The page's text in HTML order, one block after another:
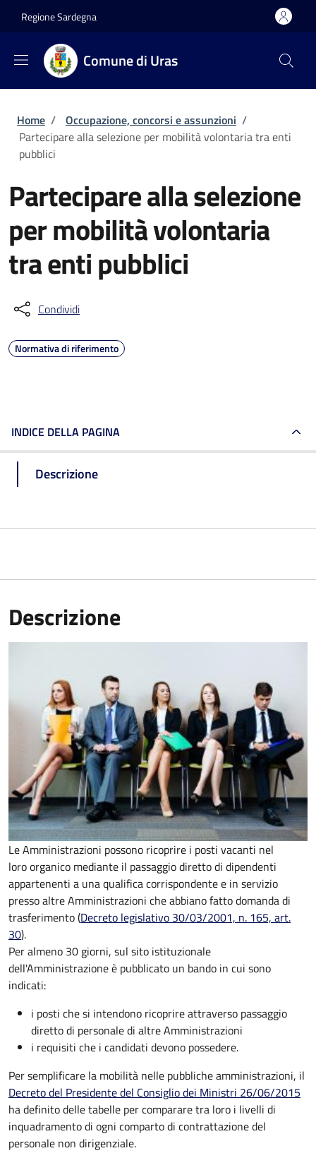
Regione Sardegna
Comune di Uras
Briciole di pane
Home / Occupazione, concorsi e assunzioni /
Partecipare alla selezione per mobilità volontaria tra enti
pubblici
Partecipare alla selezione
per mobilità volontaria
tra enti pubblici
Condividi
Normativa di riferimento
INDICE DELLA PAGINA
Descrizione
Descrizione
Le Amministrazioni possono ricoprire i posti vacanti nel
loro organico mediante il passaggio diretto di dipendenti
appartenenti a una qualifica corrispondente e in servizio
presso altre Amministrazioni che abbiano fatto domanda di
trasferimento (Decreto legislativo 30/03/2001, n. 165, art.
30).
Per almeno 30 giorni, sul sito istituzionale
dell'Amministrazione è pubblicato un bando in cui sono
indicati:
i posti che si intendono ricoprire attraverso passaggio
diretto di personale di altre Amministrazioni
i requisiti che i candidati devono possedere.
Per semplificare la mobilità nelle pubbliche amministrazioni, il
Decreto del Presidente del Consiglio dei Ministri 26/06/2015
ha definito delle tabelle per comparare tra loro i livelli di
inquadramento di ogni comparto di contrattazione del
personale non dirigenziale.